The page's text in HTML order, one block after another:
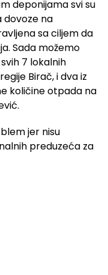
deponijama svi su
dovoze na
sa ciljem da
Sada možemo
7 lokalnih
Birač, i dva iz
količine otpada na
jer nisu
preduzeća za